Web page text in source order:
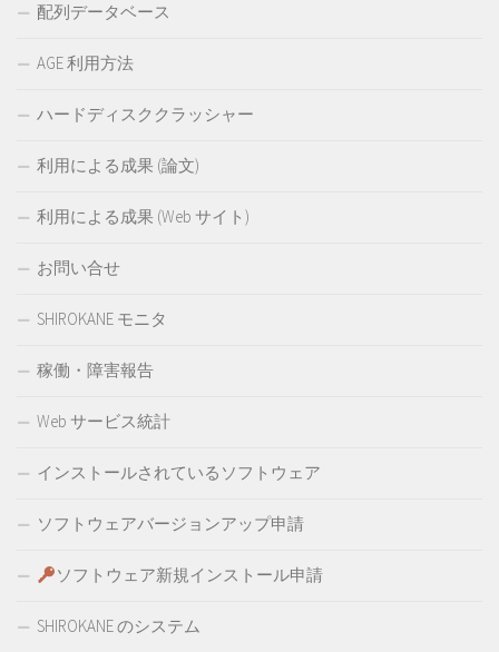
配列データベース
AGE 利用方法
ハードディスククラッシャー
利用による成果 (論文)
利用による成果 (Web サイト)
お問い合せ
SHIROKANE モニタ
稼働・障害報告
Web サービス統計
インストールされているソフトウェア
ソフトウェアバージョンアップ申請
ソフトウェア新規インストール申請
SHIROKANE のシステム